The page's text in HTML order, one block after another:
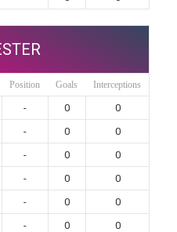
Position Goals Interceptions
- 0
0
- 0
0
- 0
0
- 0
0
- 0
0
- 0
0